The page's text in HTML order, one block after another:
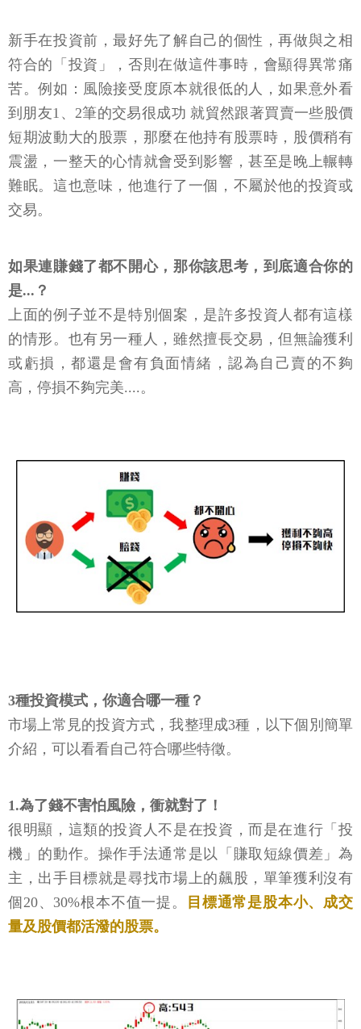
新手在投資前，最好先了解自己的個性，再做與之相
符合的「投資」，否則在做這件事時，會顯得異常痛
苦。例如：風險接受度原本就很低的人，如果意外看
到朋友1、2筆的交易很成功 就貿然跟著買賣一些股價
短期波動大的股票，那麼在他持有股票時，股價稍有
震盪，一整天的心情就會受到影響，甚至是晚上輾轉
難眠。這也意味，他進行了一個，不屬於他的投資或
交易。
如果連賺錢了都不開心，那你該思考，到底適合你的
是...？
上面的例子並不是特別個案，是許多投資人都有這樣
的情形。也有另一種人，雖然擅長交易，但無論獲利
或虧損，都還是會有負面情緒，認為自己賣的不夠
高，停損不夠完美....。
3種投資模式，你適合哪一種？
市場上常見的投資方式，我整理成3種，以下個別簡單
介紹，可以看看自己符合哪些特徵。
1.為了錢不害怕風險，衝就對了！
很明顯，這類的投資人不是在投資，而是在進行「投
機」的動作。操作手法通常是以「賺取短線價差」為
主，出手目標就是尋找市場上的飆股，單筆獲利沒有
個20、30%根本不值一提。
目標通常是股本小、成交
量及股價都活潑的股票。